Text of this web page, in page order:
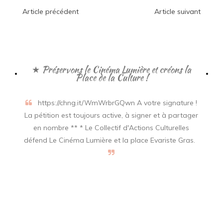
Navigation
Article précédent Article suivant
★ Préservons le Cinéma Lumière et créons la
Place de la Culture !
https://chng.it/WmWrbrGQwn A votre signature !
La pétition est toujours active, à signer et à partager
en nombre ** * Le Collectif d'Actions Culturelles
défend Le Cinéma Lumière et la place Evariste Gras.